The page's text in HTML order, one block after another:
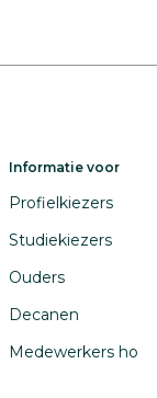
Informatie voor
Profielkiezers
Studiekiezers
Ouders
Decanen
Medewerkers ho